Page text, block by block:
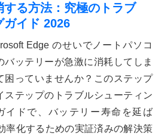
する方法：究極のトラブ
ガイド 2026
Edge のせいでノートパソコ
バッテリーが急激に消耗してしま
困っていませんか？このステップ
ステップのトラブルシューティン
イドで、バッテリー寿命を延ば
率化するための実証済みの解決策